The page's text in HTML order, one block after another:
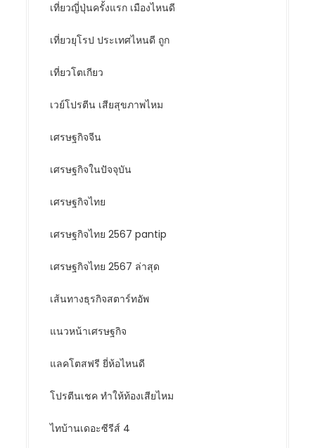
เที่ยวญี่ปุ่นครั้งแรก เมืองไหนดี
เที่ยวยุโรป ประเทศไหนดี ถูก
เที่ยวโตเกียว
เวย์โปรตีน เสียสุขภาพไหม
เศรษฐกิจจีน
เศรษฐกิจในปัจจุบัน
เศรษฐกิจไทย
เศรษฐกิจไทย 2567 pantip
เศรษฐกิจไทย 2567 ล่าสุด
เส้นทางธุรกิจสตาร์ทอัพ
แนวหน้าเศรษฐกิจ
แลคโตสฟรี ยี่ห้อไหนดี
โปรตีนเชค ทำให้ท้องเสียไหม
ไทบ้านเดอะซีรีส์ 4